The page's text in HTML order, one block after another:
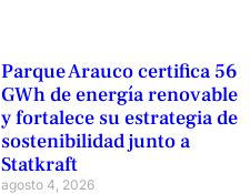
Parque Arauco certifica 56
GWh de energía renovable
y fortalece su estrategia de
sostenibilidad junto a
Statkraft
agosto 4, 2026